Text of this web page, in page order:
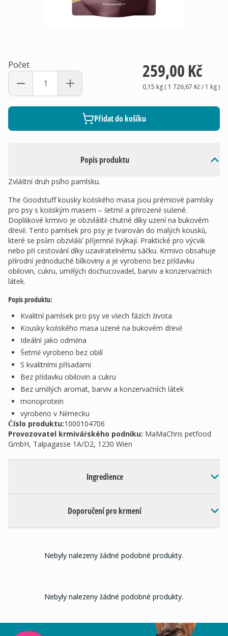
Popis produktu
Zvláštní druh psího pamlsku.
The Goodstuff kousky koňského masa jsou prémiové pamlsky
pro psy s koňským masem – šetrně a přirozeně sušené.
Doplňkové krmivo je obzvláště chutné díky uzení na bukovém
dřevě. Tento pamlsek pro psy je tvarován do malých kousků,
které se psům obzvlášť příjemně žvýkají. Praktické pro výcvik
nebo při cestování díky uzavíratelnému sáčku. Krmivo obsahuje
přírodní jednoduché bílkoviny a je vyrobeno bez přídavku
obilovin, cukru, umělých dochucovadel, barviv a konzervačních
látek.
Popis produktu:
Kvalitní pamlsek pro psy ve všech fázích života
Kousky koňského masa uzené na bukovém dřevě
Ideální jako odměna
Šetrně vyrobeno bez obilí
S kvalitními přísadami
Bez přídavku obilovin a cukru
Bez umělých aromat, barviv a konzervačních látek
monoprotein
vyrobeno v Německu
Číslo produktu:1000104706
Provozovatel krmivářského podniku: MaMaChris petfood
GmbH, Talpagasse 1A/D2, 1230 Wien
Ingredience
Doporučení pro krmení
Počet 259,00 Kč
0,15 kg( 1 726,67 Kč/ 1 kg)
Přidat do košíku
Nebyly nalezeny žádné podobné produkty.
Nebyly nalezeny žádné podobné produkty.